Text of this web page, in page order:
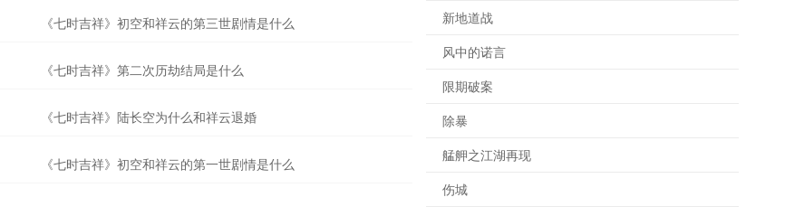
《七时吉祥》初空和祥云的第三世剧情是什么
《七时吉祥》第二次历劫结局是什么
《七时吉祥》陆长空为什么和祥云退婚
《七时吉祥》初空和祥云的第一世剧情是什么
新地道战
风中的诺言
限期破案
除暴
艋舺之江湖再现
伤城